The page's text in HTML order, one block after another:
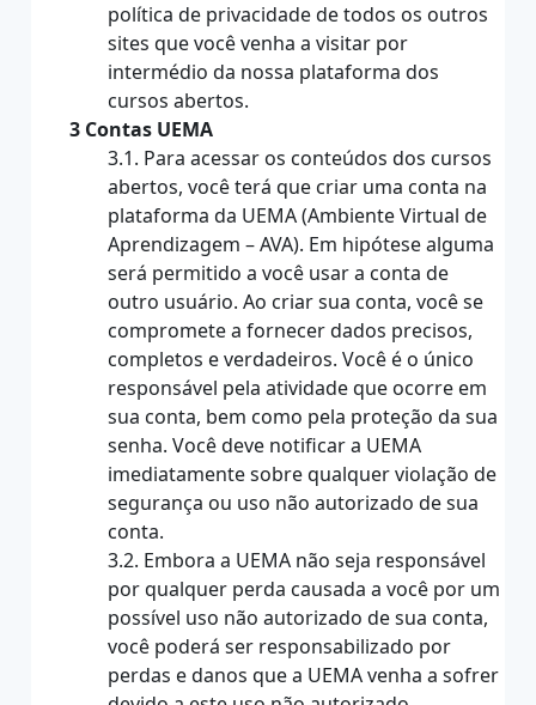
política de privacidade de todos os outros
sites que você venha a visitar por
intermédio da nossa plataforma dos
cursos abertos.
3 Contas UEMA
3.1. Para acessar os conteúdos dos cursos
abertos, você terá que criar uma conta na
plataforma da UEMA (Ambiente Virtual de
Aprendizagem – AVA). Em hipótese alguma
será permitido a você usar a conta de
outro usuário. Ao criar sua conta, você se
compromete a fornecer dados precisos,
completos e verdadeiros. Você é o único
responsável pela atividade que ocorre em
sua conta, bem como pela proteção da sua
senha. Você deve notificar a UEMA
imediatamente sobre qualquer violação de
segurança ou uso não autorizado de sua
conta.
3.2. Embora a UEMA não seja responsável
por qualquer perda causada a você por um
possível uso não autorizado de sua conta,
você poderá ser responsabilizado por
perdas e danos que a UEMA venha a sofrer